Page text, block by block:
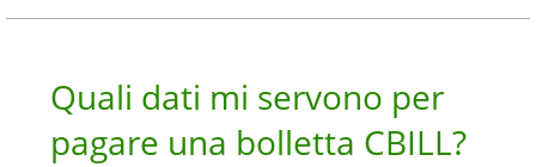
Quali dati mi servono per
pagare una bolletta CBILL?